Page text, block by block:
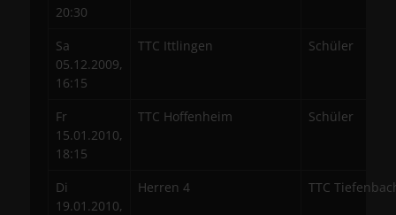
20:30
Sa
05.12.2009,
16:15
TTC Ittlingen Schüler
Fr
15.01.2010,
18:15
TTC Hoffenheim Schüler
Di
19.01.2010,
Herren 4 TTC